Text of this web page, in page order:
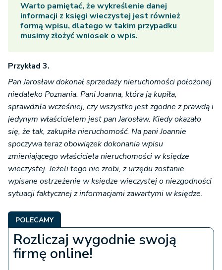
Warto pamiętać, że wykreślenie danej
informacji z księgi wieczystejjest również
formą wpisu, dlatego w takim przypadku
musimy złożyć wniosek o wpis.
Przykład 3.
Pan Jarosław dokonał sprzedaży nieruchomości położonej
niedaleko Poznania. Pani Joanna, która ją kupiła,
sprawdziła wcześniej, czy wszystko jest zgodne z prawdą i
jedynym właścicielem jest pan Jarosław. Kiedy okazało
się, że tak, zakupiła nieruchomość. Na pani Joannie
spoczywa teraz obowiązek dokonania wpisu
zmieniającego właściciela nieruchomości w księdze
wieczystej. Jeżeli tego nie zrobi, z urzędu zostanie
wpisane ostrzeżenie w księdze wieczystej o niezgodności
sytuacji faktycznej z informacjami zawartymi w księdze.
POLECAMY
Rozliczaj wygodnie swoją
firmę online!